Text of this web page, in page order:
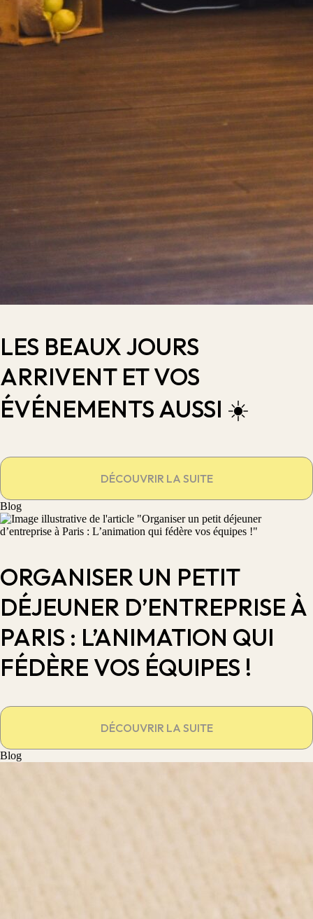
LES BEAUX JOURS
ARRIVENT ET VOS
ÉVÉNEMENTS AUSSI ☀️
DÉCOUVRIR LA SUITE
Blog
ORGANISER UN PETIT
DÉJEUNER D’ENTREPRISE À
PARIS : L’ANIMATION QUI
FÉDÈRE VOS ÉQUIPES !
DÉCOUVRIR LA SUITE
Blog